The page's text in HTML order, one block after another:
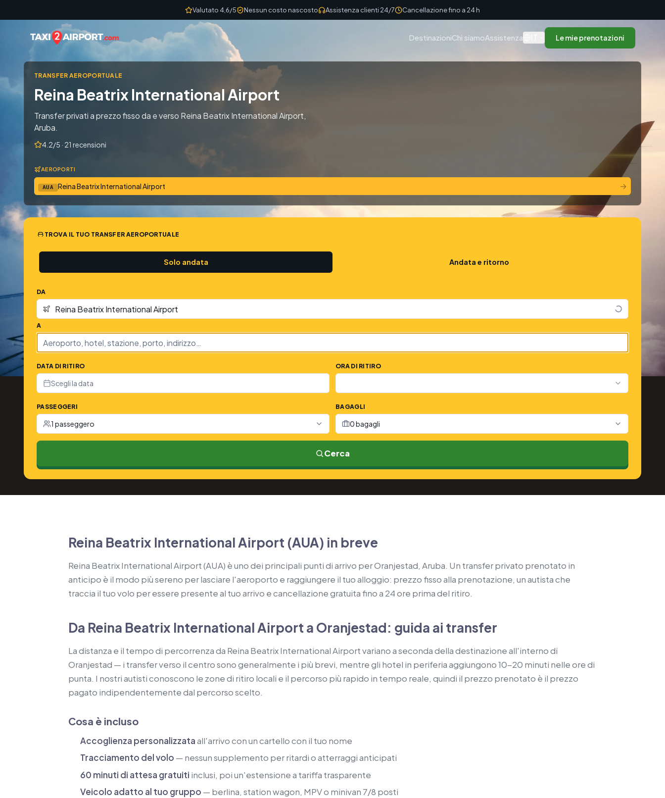
Valutato 4,6/5 Nessun costo nascosto Assistenza clienti 24/7 Cancellazione fino a 24 h
DestinazioniChi siamoAssistenza Le mie prenotazioni
TRANSFER AEROPORTUALE
Reina Beatrix International Airport
Transfer privati a prezzo fisso da e verso Reina Beatrix International Airport,
Aruba.
4.2/5 · 21 recensioni
AEROPORTI
AUA Reina Beatrix International Airport →
TROVA IL TUO TRANSFER AEROPORTUALE
Solo andata Andata e ritorno
DA
A
DATA DI RITIRO
Scegli la data
ORA DI RITIRO
PASSEGGERI
1 passeggero
BAGAGLI
0 bagagli
Cerca
Reina Beatrix International Airport (AUA) in breve
Reina Beatrix International Airport (AUA) è uno dei principali punti di arrivo per Oranjestad, Aruba. Un transfer privato prenotato in
anticipo è il modo più sereno per lasciare l'aeroporto e raggiungere il tuo alloggio: prezzo fisso alla prenotazione, un autista che
traccia il tuo volo per essere presente al tuo arrivo e cancellazione gratuita fino a 24 ore prima del ritiro.
Da Reina Beatrix International Airport a Oranjestad: guida ai transfer
La distanza e il tempo di percorrenza da Reina Beatrix International Airport variano a seconda della destinazione all'interno di
Oranjestad — i transfer verso il centro sono generalmente i più brevi, mentre gli hotel in periferia aggiungono 10-20 minuti nelle ore di
punta. I nostri autisti conoscono le zone di ritiro locali e il percorso più rapido in tempo reale, quindi il prezzo prenotato è il prezzo
pagato indipendentemente dal percorso scelto.
Cosa è incluso
Accoglienza personalizzataall'arrivo con un cartello con il tuo nome
Tracciamento del volo — nessun supplemento per ritardi o atterraggi anticipati
60 minuti di attesa gratuiti inclusi, poi un'estensione a tariffa trasparente
Veicolo adatto al tuo gruppo — berlina, station wagon, MPV o minivan 7/8 posti